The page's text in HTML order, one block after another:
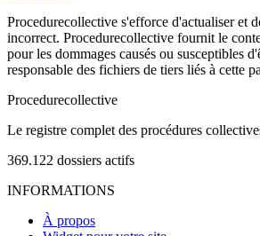
Procedurecollective s'efforce d'actualiser et
incorrect. Procedurecollective fournit le
pour les dommages causés ou susceptibles
responsable des fichiers de tiers liés à cette
Procedurecollective
Le registre complet des procédures
369.122 dossiers actifs
INFORMATIONS
À propos